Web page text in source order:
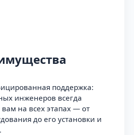
поддержка:
инженеров всегда
на всех этапах — от
до его установки и